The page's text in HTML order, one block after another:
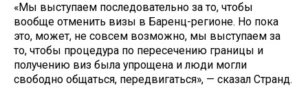
«Мы выступаем последовательно за то, чтобы
вообще отменить визы в Баренц-регионе. Но пока
это, может, не совсем возможно, мы выступаем за
то, чтобы процедура по пересечению границы и
получению виз была упрощена и люди могли
свободно общаться, передвигаться», — сказал Странд.